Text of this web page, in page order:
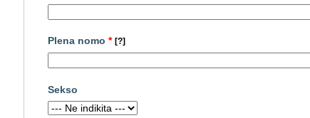
Plena nomo * [?]
Sekso